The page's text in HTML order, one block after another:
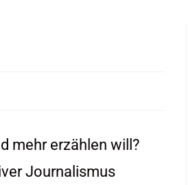
mehr erzählen will?
Journalismus